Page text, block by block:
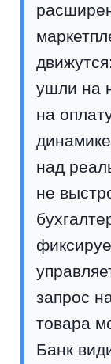
ушли на
на
над
не
запрос
товара
Банк